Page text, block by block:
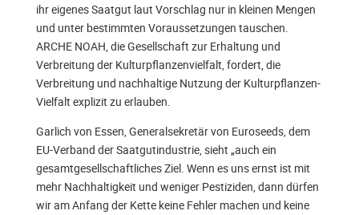
ihr eigenes Saatgut laut Vorschlag nur in kleinen Mengen
und unter bestimmten Voraussetzungen tauschen.
ARCHE NOAH, die Gesellschaft zur Erhaltung und
Verbreitung der Kulturpflanzenvielfalt, fordert, die
Verbreitung und nachhaltige Nutzung der Kulturpflanzen-
Vielfalt explizit zu erlauben.
Garlich von Essen, Generalsekretär von Euroseeds, dem
EU-Verband der Saatgutindustrie, sieht „auch ein
gesamtgesellschaftliches Ziel. Wenn es uns ernst ist mit
mehr Nachhaltigkeit und weniger Pestiziden, dann dürfen
wir am Anfang der Kette keine Fehler machen und keine